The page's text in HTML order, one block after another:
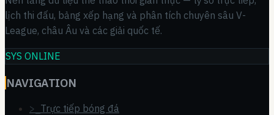
lịch thi đấu, bảng xếp hạng và phân tích chuyên sâu V-
League, châu Âu và các giải quốc tế.
SYS ONLINE
NAVIGATION
>_ Trực tiếp bóng đá